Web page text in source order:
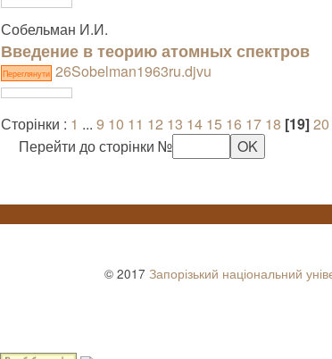
Собельман И.И.
Введение в теорию атомных спектров
Переглянути26Sobelman1963ru.djvu
Сторінки : 1 ... 9 10 11 12 13 14 15 16 17 18 [19]20
Перейти до сторінки №
© 2017 Запорізький національний